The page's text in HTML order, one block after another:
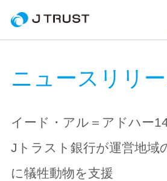
ニュースリリ
イード・アル＝アドハー
Jトラスト銀行が運営地域
に犠牲動物を支援